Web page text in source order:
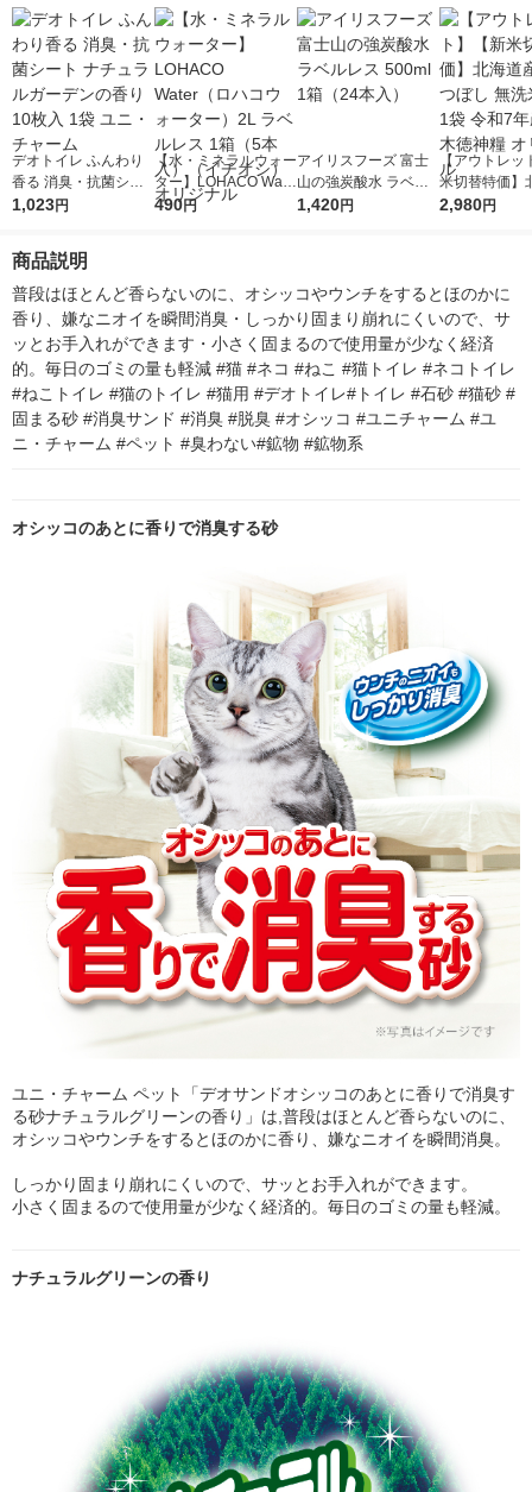
デオトイレ ふんわり
香る 消臭・抗菌シー
ト ナチュラルガーデ
1,023円
【水・ミネラルウォー
ター】LOHACO Wate
r（ロハコウォータ
490円
アイリスフーズ 富士
山の強炭酸水 ラベル
レス 500ml 1箱（24
1,420円
【アウトレッ
米切替特価】
ななつぼし 無
2,980円
商品説明
普段はほとんど香らないのに、オシッコやウンチをするとほのかに
香り、嫌なニオイを瞬間消臭・しっかり固まり崩れにくいので、サ
ッとお手入れができます・小さく固まるので使用量が少なく経済
的。毎日のゴミの量も軽減 #猫 #ネコ #ねこ #猫トイレ #ネコトイレ
#ねこトイレ #猫のトイレ #猫用 #デオトイレ#トイレ #石砂 #猫砂 #
固まる砂 #消臭サンド #消臭 #脱臭 #オシッコ #ユニチャーム #ユ
ニ・チャーム #ペット #臭わない#鉱物 #鉱物系
オシッコのあとに香りで消臭する砂
ユニ・チャーム ペット「デオサンドオシッコのあとに香りで消臭す
る砂ナチュラルグリーンの香り」は,普段はほとんど香らないのに、
オシッコやウンチをするとほのかに香り、嫌なニオイを瞬間消臭。
しっかり固まり崩れにくいので、サッとお手入れができます。
小さく固まるので使用量が少なく経済的。毎日のゴミの量も軽減。
ナチュラルグリーンの香り